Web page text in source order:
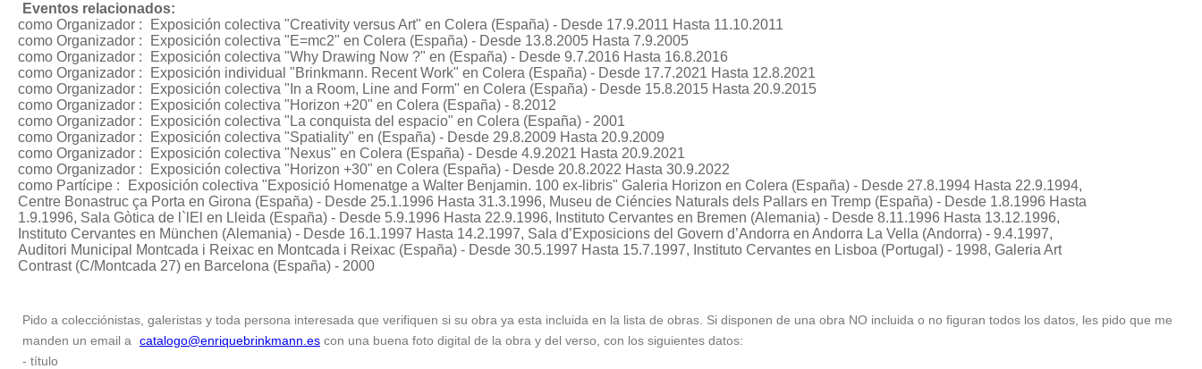
Eventos relacionados:
como Organizador :
Exposición colectiva "Creativity versus Art" en Colera (España) - Desde 17.9.2011 Hasta 11.10.2011
como Organizador :
Exposición colectiva "E=mc2" en Colera (España) - Desde 13.8.2005 Hasta 7.9.2005
como Organizador :
Exposición colectiva "Why Drawing Now ?" en (España) - Desde 9.7.2016 Hasta 16.8.2016
como Organizador :
Exposición individual "Brinkmann. Recent Work" en Colera (España) - Desde 17.7.2021 Hasta 12.8.2021
como Organizador :
Exposición colectiva "In a Room, Line and Form" en Colera (España) - Desde 15.8.2015 Hasta 20.9.2015
como Organizador :
Exposición colectiva "Horizon +20" en Colera (España) - 8.2012
como Organizador :
Exposición colectiva "La conquista del espacio" en Colera (España) - 2001
como Organizador :
Exposición colectiva "Spatiality" en (España) - Desde 29.8.2009 Hasta 20.9.2009
como Organizador :
Exposición colectiva "Nexus" en Colera (España) - Desde 4.9.2021 Hasta 20.9.2021
como Organizador :
Exposición colectiva "Horizon +30" en Colera (España) - Desde 20.8.2022 Hasta 30.9.2022
como Partícipe :
Exposición colectiva "Exposició Homenatge a Walter Benjamin. 100 ex-libris" Galeria Horizon en Colera (España) - Desde 27.8.1994 Hasta 22.9.1994,
Centre Bonastruc ça Porta en Girona (España) - Desde 25.1.1996 Hasta 31.3.1996, Museu de Ciéncies Naturals dels Pallars en Tremp (España) - Desde 1.8.1996 Hasta
1.9.1996, Sala Gòtica de l`lEl en Lleida (España) - Desde 5.9.1996 Hasta 22.9.1996, Instituto Cervantes en Bremen (Alemania) - Desde 8.11.1996 Hasta 13.12.1996,
Instituto Cervantes en München (Alemania) - Desde 16.1.1997 Hasta 14.2.1997, Sala d’Exposicions del Govern d’Andorra en Andorra La Vella (Andorra) - 9.4.1997,
Auditori Municipal Montcada i Reixac en Montcada i Reixac (España) - Desde 30.5.1997 Hasta 15.7.1997, Instituto Cervantes en Lisboa (Portugal) - 1998, Galeria Art
Contrast (C/Montcada 27) en Barcelona (España) - 2000
Pido a colecciónistas, galeristas y toda persona interesada que verifiquen si su obra ya esta incluida en la lista de obras. Si disponen de una obra NO incluida o no figuran todos los datos, les pido que me
manden un email a
catalogo@enriquebrinkmann.es con una buena foto digital de la obra y del verso, con los siguientes datos:
- título